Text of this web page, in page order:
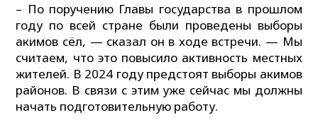
– По поручению Главы государства в прошлом
году по всей стране были проведены выборы
акимов сёл, — сказал он в ходе встречи. — Мы
считаем, что это повысило активность местных
жителей. В 2024 году предстоят выборы акимов
районов. В связи с этим уже сейчас мы должны
начать подготовительную работу.